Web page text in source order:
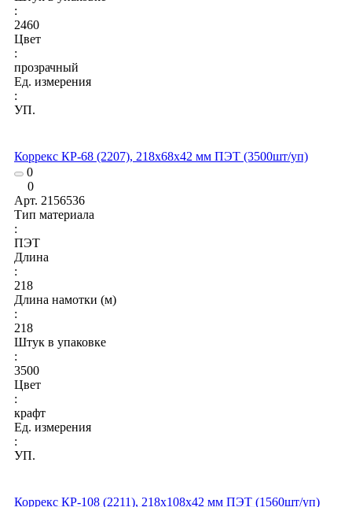
:
2460
Цвет
:
прозрачный
Ед. измерения
:
УП.
Коррекс КР-68 (2207), 218x68x42 мм ПЭТ (3500шт/уп)
0
0
Арт. 2156536
Тип материала
:
ПЭТ
Длина
:
218
Длина намотки (м)
:
218
Штук в упаковке
:
3500
Цвет
:
крафт
Ед. измерения
:
УП.
Коррекс КР-108 (2211), 218x108x42 мм ПЭТ (1560шт/уп)